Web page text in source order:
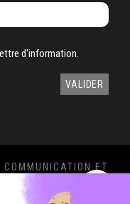
d'information.
ET
DE